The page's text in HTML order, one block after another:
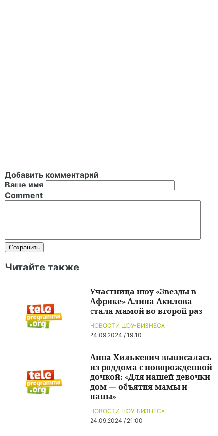
Добавить комментарий
Ваше имя
Comment
Читайте также
НОВОСТИ ШОУ-БИЗНЕСА
24.09.2024 / 19:10
Участница шоу «Звезды в
Африке» Алина Акилова
стала мамой во второй раз
НОВОСТИ ШОУ-БИЗНЕСА
24.09.2024 / 21:00
Анна Хилькевич выписалась
из роддома с новорожденной
дочкой: «Для нашей девочки
дом — объятия мамы и
папы»